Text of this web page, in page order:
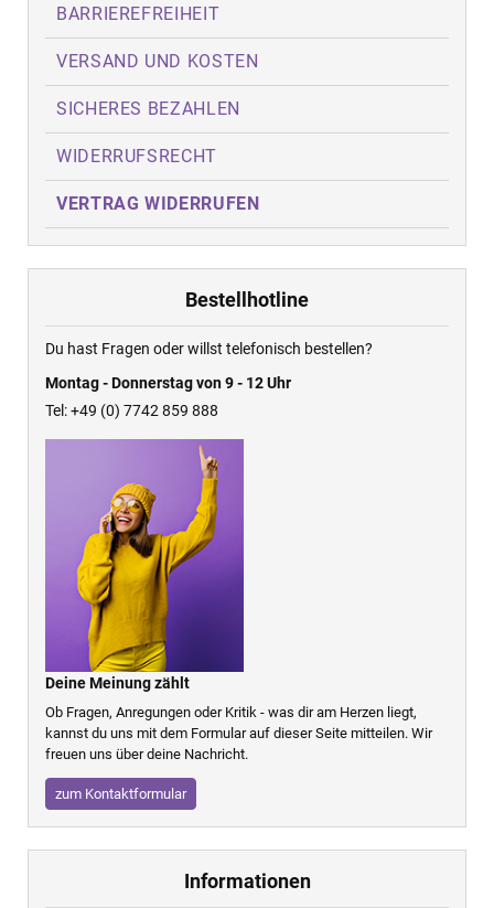
BARRIEREFREIHEIT
VERSAND UND KOSTEN
SICHERES BEZAHLEN
WIDERRUFSRECHT
VERTRAG WIDERRUFEN
Bestellhotline
Du hast Fragen oder willst telefonisch bestellen?
Montag - Donnerstag von 9 - 12 Uhr
Tel: +49 (0) 7742 859 888
Deine Meinung zählt
Ob Fragen, Anregungen oder Kritik - was dir am Herzen liegt,
kannst du uns mit dem Formular auf dieser Seite mitteilen. Wir
freuen uns über deine Nachricht.
zum Kontaktformular
Informationen